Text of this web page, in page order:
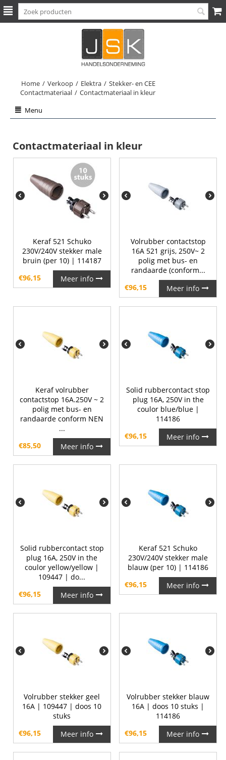
Home / Verkoop / Elektra / Stekker- en CEE
Contactmateriaal / Contactmateriaal in kleur
Menu
Contactmateriaal in kleur
Keraf 521 Schuko
230V/240V stekker male
bruin (per 10) | 114187
€96,15 Meer info
Volrubber contactstop
16A 521 grijs, 250V~ 2
polig met bus- en
randaarde (conform...
€96,15 Meer info
Keraf volrubber
contactstop 16A.250V ~ 2
polig met bus- en
randaarde conform NEN
...
€85,50 Meer info
Solid rubbercontact stop
plug 16A, 250V in the
coulor blue/blue |
114186
€96,15 Meer info
Solid rubbercontact stop
plug 16A, 250V in the
coulor yellow/yellow |
109447 | do...
€96,15 Meer info
Keraf 521 Schuko
230V/240V stekker male
blauw (per 10) | 114186
€96,15 Meer info
Volrubber stekker geel
16A | 109447 | doos 10
stuks
€96,15 Meer info
Volrubber stekker blauw
16A | doos 10 stuks |
114186
€96,15 Meer info